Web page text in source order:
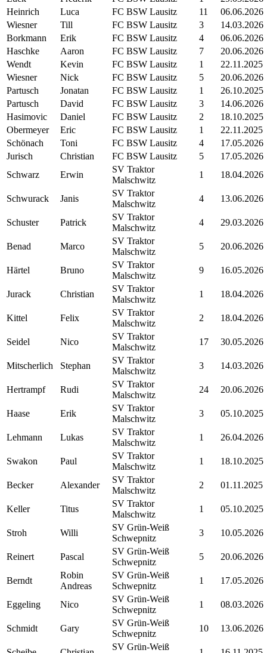
Heinrich
Luca FC BSW Lausitz 11
06.06.2026
Wiesner
Till FC BSW Lausitz 3
14.03.2026
Borkmann
Erik FC BSW Lausitz 4
06.06.2026
Haschke
Aaron FC BSW Lausitz 7
20.06.2026
Wendt
Kevin FC BSW Lausitz 1
22.11.2025
Wiesner
Nick FC BSW Lausitz 5
20.06.2026
Partusch
Jonatan FC BSW Lausitz 1
26.10.2025
Partusch
David FC BSW Lausitz 3
14.06.2026
Hasimovic
Daniel FC BSW Lausitz 2
18.10.2025
Obermeyer
Eric FC BSW Lausitz 1
22.11.2025
Schönach
Toni FC BSW Lausitz 4
17.05.2026
Jurisch
Christian FC BSW Lausitz 5
17.05.2026
Schwarz
Erwin
SV Traktor
Malschwitz
1 18.04.2026
Schwurack Janis
SV Traktor
Malschwitz
4 13.06.2026
Schuster Patrick
SV Traktor
Malschwitz
4 29.03.2026
Benad Marco
SV Traktor
Malschwitz
5 20.06.2026
Härtel Bruno
SV Traktor
Malschwitz
9 16.05.2026
Jurack Christian
SV Traktor
Malschwitz
1 18.04.2026
Kittel Felix
SV Traktor
Malschwitz
2 18.04.2026
Seidel Nico
SV Traktor
Malschwitz
17 30.05.2026
Mitscherlich Stephan
SV Traktor
Malschwitz
3 14.03.2026
Hertrampf Rudi
SV Traktor
Malschwitz
24 20.06.2026
Haase Erik
SV Traktor
Malschwitz
3 05.10.2025
Lehmann Lukas
SV Traktor
Malschwitz
1 26.04.2026
Swakon Paul
SV Traktor
Malschwitz
1 18.10.2025
Becker Alexander
SV Traktor
Malschwitz
2 01.11.2025
Keller Titus
SV Traktor
Malschwitz
1 05.10.2025
Stroh Willi
SV Grün-Weiß
Schwepnitz
3 10.05.2026
Reinert Pascal
SV Grün-Weiß
Schwepnitz
5 20.06.2026
Berndt
Robin
Andreas
SV Grün-Weiß
Schwepnitz
1 17.05.2026
Eggeling Nico
SV Grün-Weiß
Schwepnitz
1 08.03.2026
Schmidt Gary
SV Grün-Weiß
Schwepnitz
10 13.06.2026
SV Grün-Weiß